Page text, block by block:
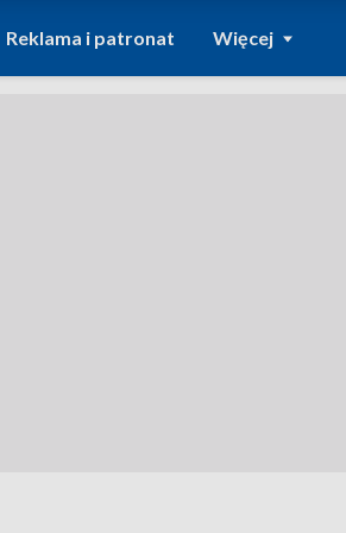
Reklama i patronat Więcej